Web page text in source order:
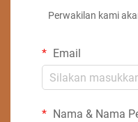
Perwakilan kami
Email
Nama & Nama